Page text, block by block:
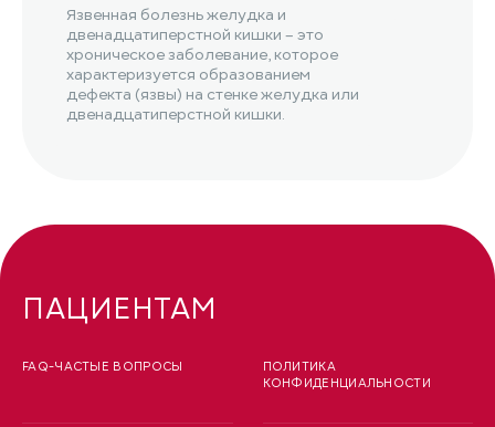
Язвенная болезнь желудка и
двенадцатиперстной кишки – это
хроническое заболевание, которое
характеризуется образованием
дефекта (язвы) на стенке желудка или
двенадцатиперстной кишки.
ПАЦИЕНТАМ
FAQ-ЧАСТЫЕ ВОПРОСЫ
ПОЛИТИКА
КОНФИДЕНЦИАЛЬНОСТИ